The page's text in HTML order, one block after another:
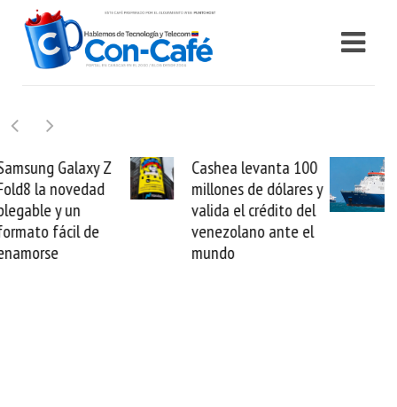
Cashea levanta 100
millones de dólares y
valida el crédito del
venezolano ante el
El buque Wave
Sentinel arranca la
reparación del
cable de Cirion